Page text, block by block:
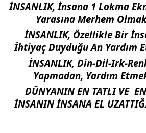
İNSANLIK, İnsana 1 Lokma
Yarasına Merhem
İNSANLIK, Özellikle Bir
İhtiyaç Duyduǧu An Yardım
İNSANLIK, Din-Dil-Irk-
Yapmadan, Yardım
DÜNYANIN EN TATLI VE
İNSANIN İNSANA EL